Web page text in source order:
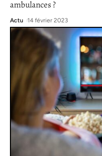
ambulances ?
Actu 14 février 2023